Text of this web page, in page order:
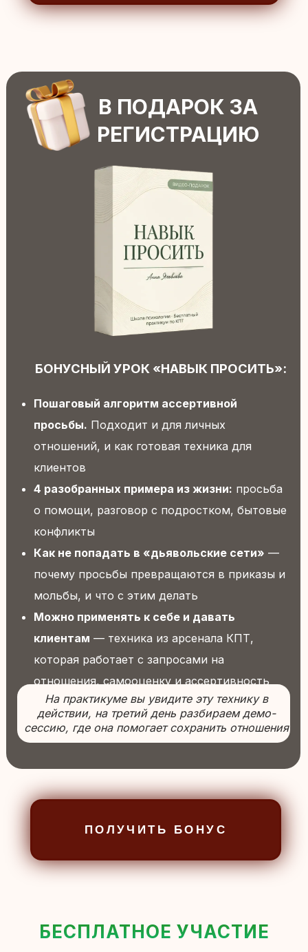
просьбы.Подходит и для личных
о помощи, разговор с подростком, бытовые
конфликты
Как не попадать в «дьявольские сети» —
почему просьбы превращаются в приказы и
Можно применять к себе и давать
— техника из арсенала КПТ,
которая работает с запросами на
отношения, самооценку и ассертивность
На практикуме вы увидите эту технику в
действии, на третий день разбираем демо-
сессию, где она помогает сохранить отношения
ПОЛУЧИТЬ БОНУС
БЕСПЛАТНОЕ УЧАСТИЕ